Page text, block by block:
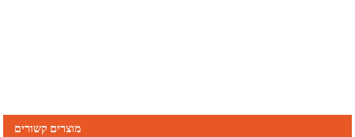
מוצרים קשורים